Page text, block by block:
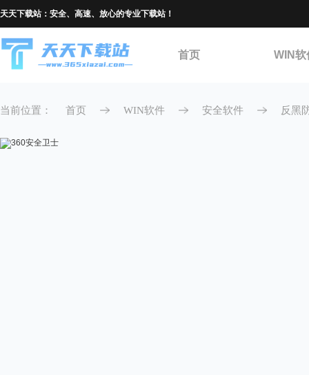
天天下载站：安全、高速、放心的专业下载站！
首页 WIN软
当前位置： 首页 WIN软件 安全软件 反黑